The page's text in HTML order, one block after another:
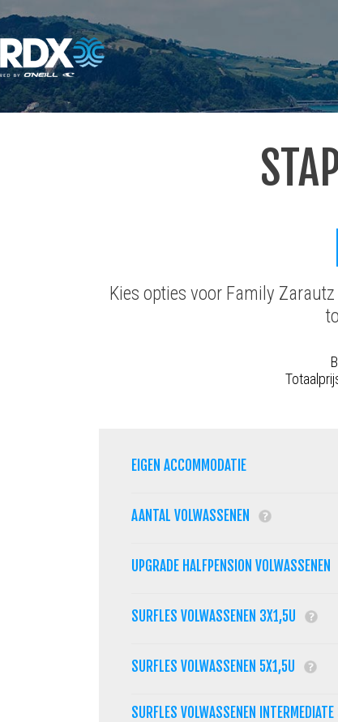
Kies opties voor Family
EIGEN ACCOMMODATIE
AANTAL VOLWASSENEN
UPGRADE HALFPENSION VOLWASSENEN
SURFLES VOLWASSENEN 3X1,5U
SURFLES VOLWASSENEN 5X1,5U
SURFLES VOLWASSENEN